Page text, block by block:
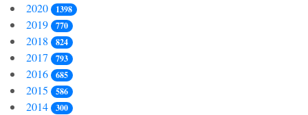
2020 1398
2019 770
2018 824
2017 793
2016 685
2015 586
2014 300